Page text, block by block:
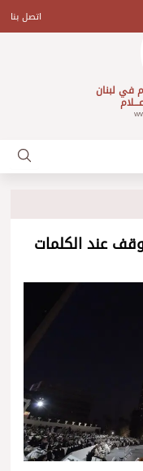
اتصل بنا
في لبنان
عند الكلمات